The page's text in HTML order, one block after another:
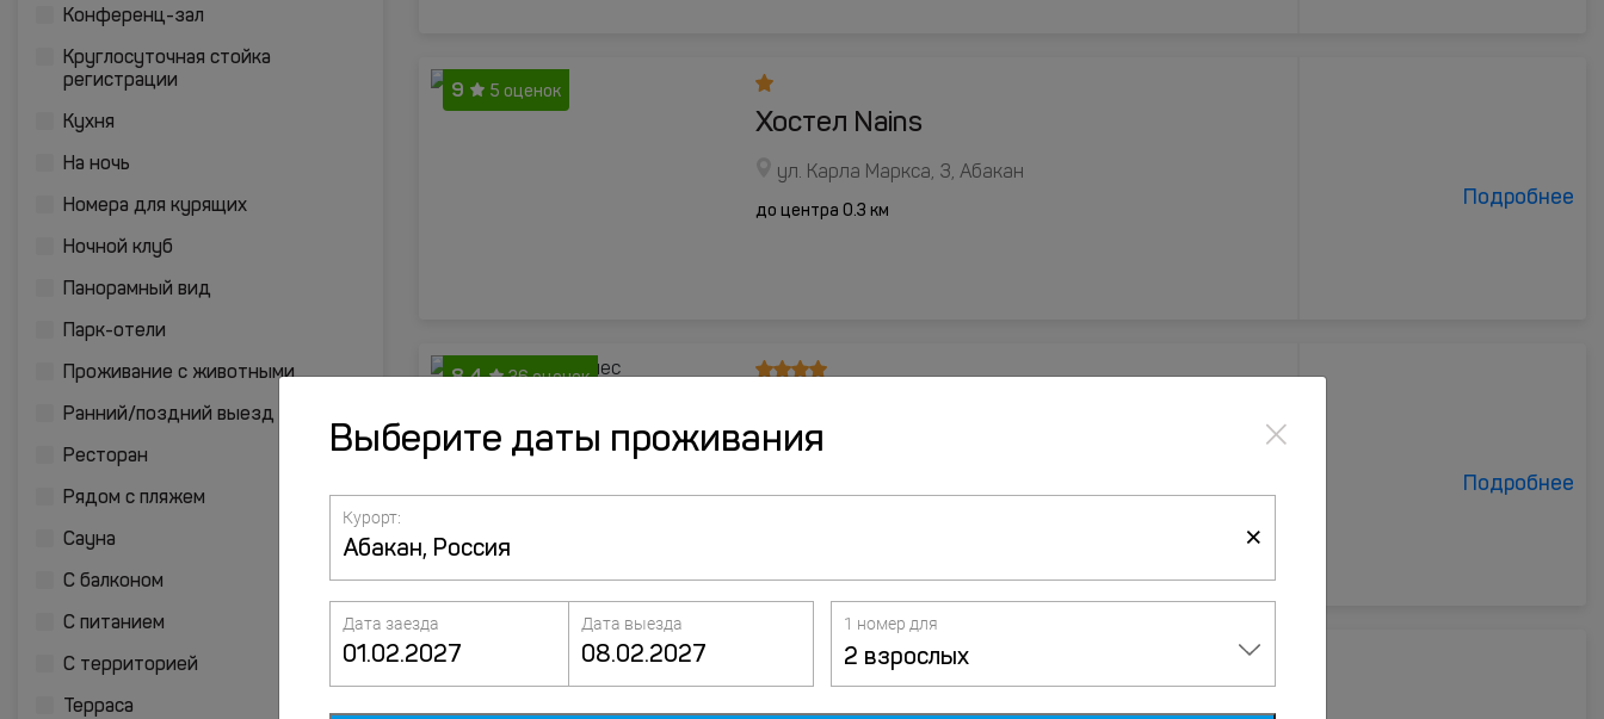
Конференц-зал
Круглосуточная стойка
регистрации
Кухня
На ночь
Номера для курящих
Ночной клуб
Панорамный вид
Парк-отели
Проживание с животными
Ранний/поздний выезд
Ресторан
Рядом с пляжем
Сауна
С балконом
С питанием
С территорией
Терраса
9 5 оценок
Хостел Nains
ул. Карла Маркса, 3, Абакан
до центра 0.3 км
Подробнее
8.4 36 оценок
до центра 1.4 км
Подробнее
8.3
Отель Север
Выберите даты проживания ×
Курорт:
×
Дата заезда Дата выезда 1 номер для
2 взрослых